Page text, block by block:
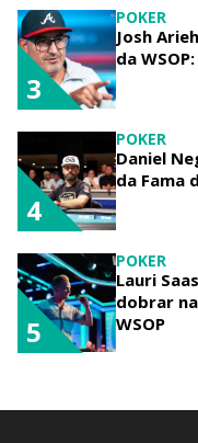
POKER
Josh
da
3
POKER
Daniel
da Fama
4
POKER
Lauri
dobrar
WSOP
5